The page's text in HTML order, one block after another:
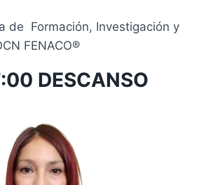
de Formación, Investigación y
FENACO®
DESCANSO